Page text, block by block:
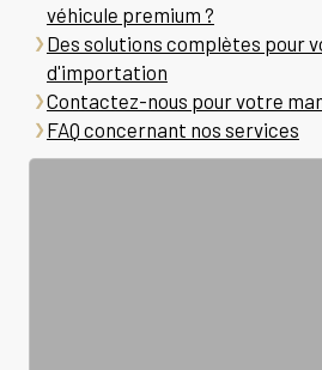
véhicule premium ?
Des solutions complètes pour
d'importation
Contactez-nous pour votre
FAQ concernant nos services